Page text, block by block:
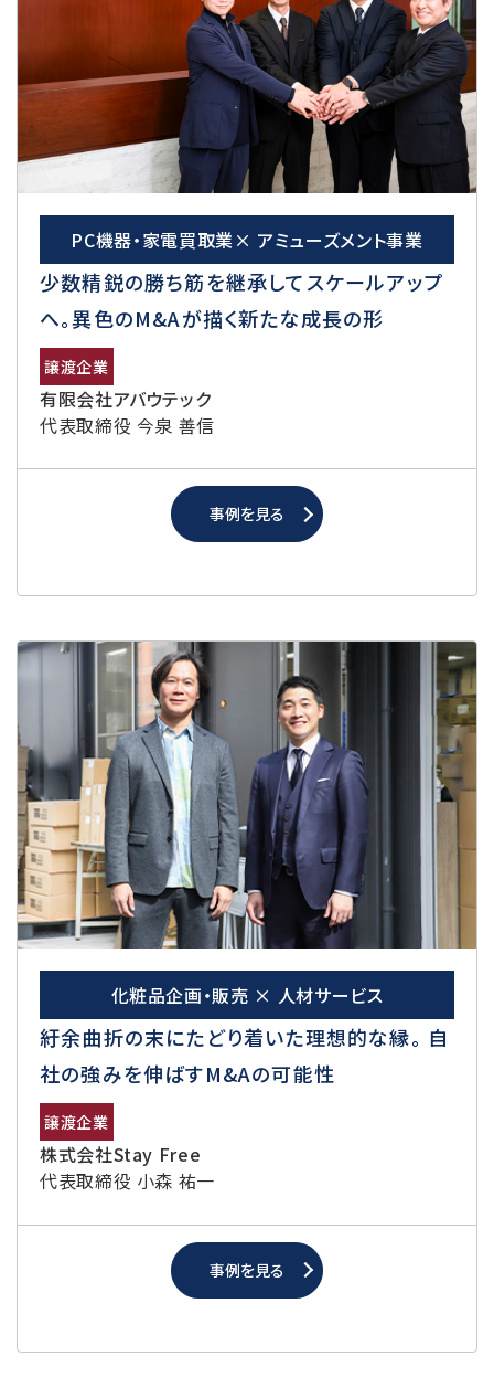
PC機器・家電買取業× アミューズメント事業
少数精鋭の勝ち筋を継承してスケールアップ
へ。異色のM&Aが描く新たな成長の形
譲渡企業
有限会社アバウテック
代表取締役 今泉 善信
事例を見る
化粧品企画・販売 × 人材サービス
紆余曲折の末にたどり着いた理想的な縁。 自
社の強みを伸ばすM&Aの可能性
譲渡企業
株式会社Stay Free
代表取締役 小森 祐一
事例を見る